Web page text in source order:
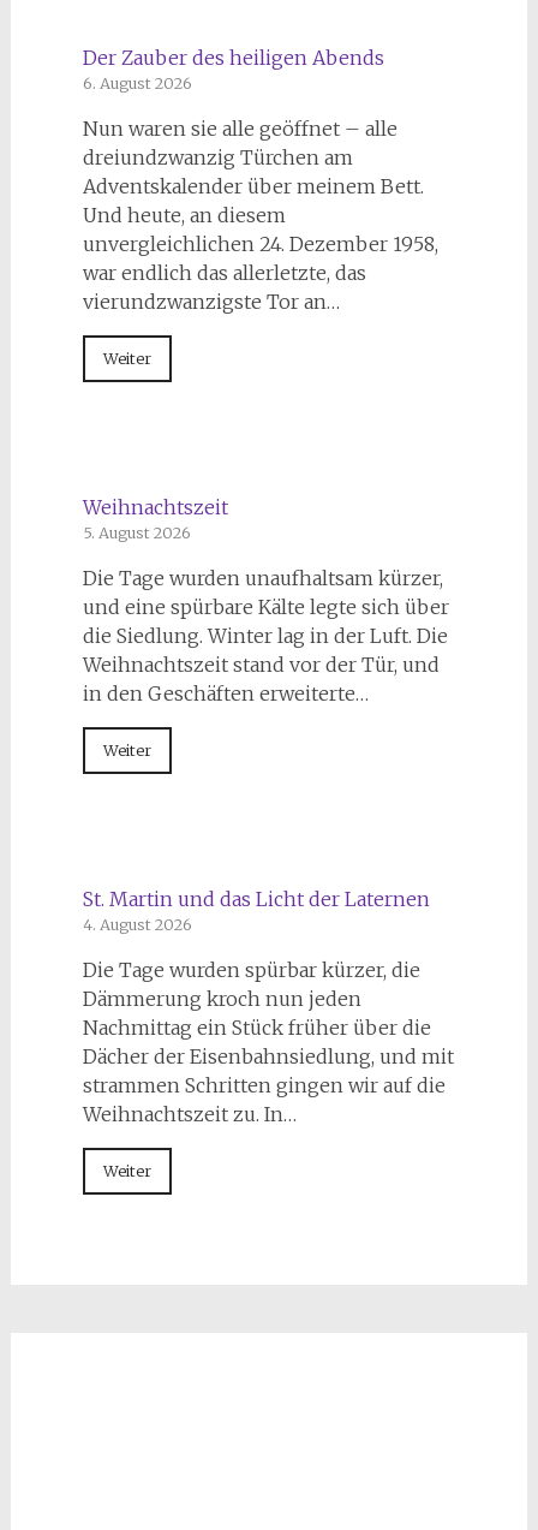
Der Zauber des heiligen Abends
6. August 2026
Nun waren sie alle geöffnet – alle
dreiundzwanzig Türchen am
Adventskalender über meinem Bett.
Und heute, an diesem
unvergleichlichen 24. Dezember 1958,
war endlich das allerletzte, das
vierundzwanzigste Tor an…
Weiter
Weihnachtszeit
5. August 2026
Die Tage wurden unaufhaltsam kürzer,
und eine spürbare Kälte legte sich über
die Siedlung. Winter lag in der Luft. Die
Weihnachtszeit stand vor der Tür, und
in den Geschäften erweiterte…
Weiter
St. Martin und das Licht der Laternen
4. August 2026
Die Tage wurden spürbar kürzer, die
Dämmerung kroch nun jeden
Nachmittag ein Stück früher über die
Dächer der Eisenbahnsiedlung, und mit
strammen Schritten gingen wir auf die
Weihnachtszeit zu. In…
Weiter